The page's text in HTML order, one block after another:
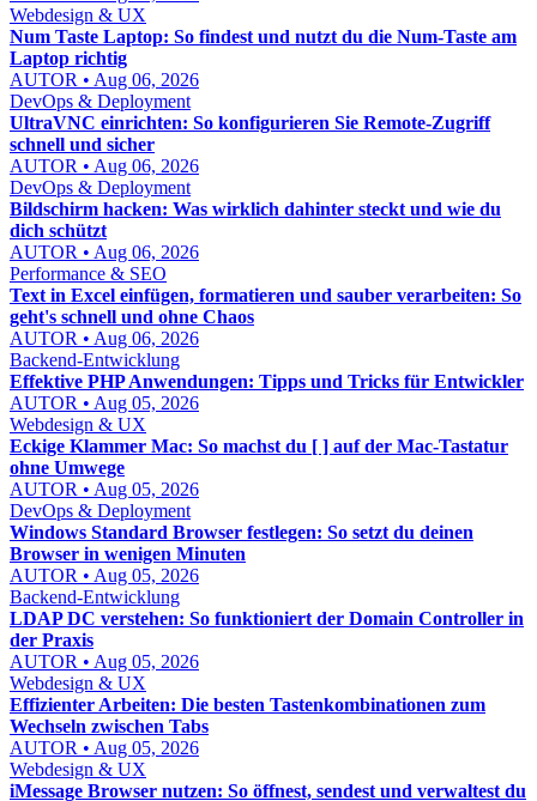
Webdesign & UX
Num Taste Laptop: So findest und nutzt du die Num-Taste am
Laptop richtig
AUTOR • Aug 06, 2026
DevOps & Deployment
UltraVNC einrichten: So konfigurieren Sie Remote-Zugriff
schnell und sicher
AUTOR • Aug 06, 2026
DevOps & Deployment
Bildschirm hacken: Was wirklich dahinter steckt und wie du
dich schützt
AUTOR • Aug 06, 2026
Performance & SEO
Text in Excel einfügen, formatieren und sauber verarbeiten: So
geht's schnell und ohne Chaos
AUTOR • Aug 06, 2026
Backend-Entwicklung
Effektive PHP Anwendungen: Tipps und Tricks für Entwickler
AUTOR • Aug 05, 2026
Webdesign & UX
Eckige Klammer Mac: So machst du [ ] auf der Mac-Tastatur
ohne Umwege
AUTOR • Aug 05, 2026
DevOps & Deployment
Windows Standard Browser festlegen: So setzt du deinen
Browser in wenigen Minuten
AUTOR • Aug 05, 2026
Backend-Entwicklung
LDAP DC verstehen: So funktioniert der Domain Controller in
der Praxis
AUTOR • Aug 05, 2026
Webdesign & UX
Effizienter Arbeiten: Die besten Tastenkombinationen zum
Wechseln zwischen Tabs
AUTOR • Aug 05, 2026
Webdesign & UX
iMessage Browser nutzen: So öffnest, sendest und verwaltest du